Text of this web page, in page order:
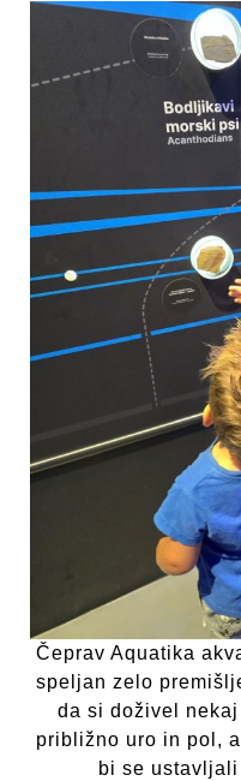
Čeprav Aquatika
speljan zelo
da si doživel
približno uro in pol,
bi se